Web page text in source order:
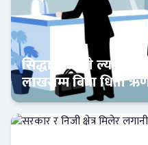
Banner News
सिद्धार्थ बैंकले ल्यायो
लाखसम्म बिना धितो